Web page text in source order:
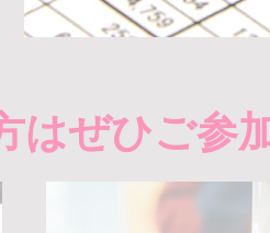
はぜひご参